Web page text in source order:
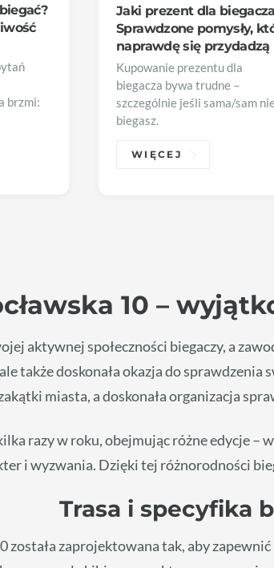
brzmi:
Jaki prezent dla
Sprawdzone pomysły,
naprawdę się przydadzą
Kupowanie prezentu dla
biegacza bywa trudne –
szczególnie jeśli sama/sam
biegasz.
WIĘCEJ
10 –
aktywnej społeczności biegaczy, a
także doskonała okazja do
miasta, a doskonała organizacja
razy w roku, obejmując różne edycje –
i wyzwania. Dzięki tej różnorodności
Trasa i specyfika
została zaprojektowana tak, aby